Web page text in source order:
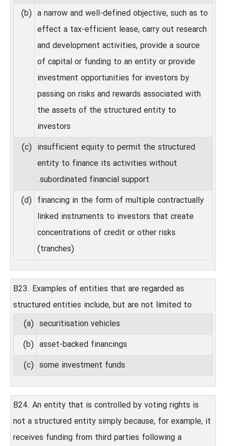
a narrow and well‑defined objective, such as to
effect a tax‑efficient lease, carry out research
and development activities, provide a source
of capital or funding to an entity or provide
investment opportunities for investors by
passing on risks and rewards associated with
the assets of the structured entity to
investors
(b)
insufficient equity to permit the structured
entity to finance its activities without
subordinated financial support.
(c)
financing in the form of multiple contractually
linked instruments to investors that create
concentrations of credit or other risks
(tranches)
(d)
B23. Examples of entities that are regarded as
structured entities include, but are not limited to
securitisation vehicles
(a)
asset‑backed financings
(b)
some investment funds
(c)
B24. An entity that is controlled by voting rights is
not a structured entity simply because, for example, it
receives funding from third parties following a